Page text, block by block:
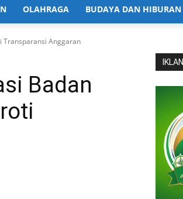
OLAHRAGA BUDAYA DAN HIBURAN
Transparansi Anggaran
Badan
IKLAN